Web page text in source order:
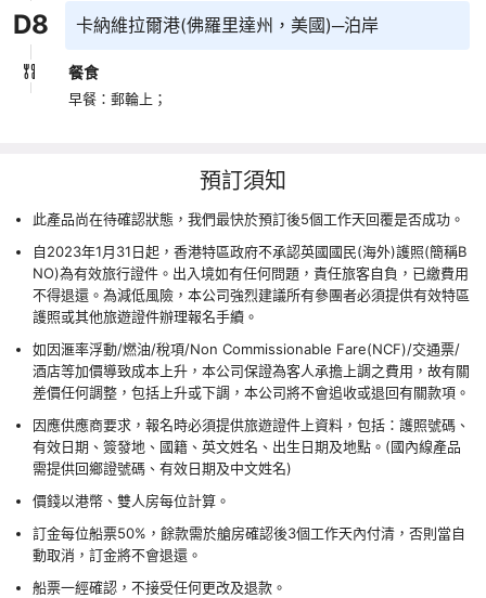
D8 卡納維拉爾港(佛羅里達州，美國)─泊岸
餐食
早餐：郵輪上；
預訂須知
此產品尚在待確認狀態，我們最快於預訂後5個工作天回覆是否成功。
自2023年1月31日起，香港特區政府不承認英國國民(海外)護照(簡稱B
NO)為有效旅行證件。出入境如有任何問題，責任旅客自負，已繳費用
不得退還。為減低風險，本公司強烈建議所有參團者必須提供有效特區
護照或其他旅遊證件辦理報名手續。
如因滙率浮動/燃油/稅項/Non Commissionable Fare(NCF)/交通票/
酒店等加價導致成本上升，本公司保證為客人承擔上調之費用，故有關
差價任何調整，包括上升或下調，本公司將不會追收或退回有關款項。
因應供應商要求，報名時必須提供旅遊證件上資料，包括：護照號碼、
有效日期、簽發地、國籍、英文姓名、出生日期及地點。(國內線產品
需提供回鄉證號碼、有效日期及中文姓名)
價錢以港幣、雙人房每位計算。
訂金每位船票50%，餘款需於艙房確認後3個工作天內付清，否則當自
動取消，訂金將不會退還。
船票一經確認，不接受任何更改及退款。